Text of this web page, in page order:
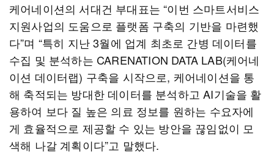
케어네이션의 서대건 부대표는 “이번 스마트서비스
지원사업의 도움으로 플랫폼 구축의 기반을 마련했
다”며 “특히 지난 3월에 업계 최초로 간병 데이터를
수집 및 분석하는 CARENATION DATA LAB(케어네
이션 데이터랩) 구축을 시작으로, 케어네이션을 통
해 축적되는 방대한 데이터를 분석하고 AI기술을 활
용하여 보다 질 높은 의료 정보를 원하는 수요자에
게 효율적으로 제공할 수 있는 방안을 끊임없이 모
색해 나갈 계획이다”고 말했다.